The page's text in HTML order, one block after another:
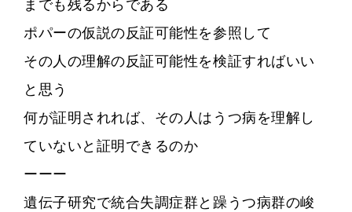
までも残るからである
ポパーの仮説の反証可能性を参照して
その人の理解の反証可能性を検証すればいい
と思う
何が証明されれば、その人はうつ病を理解し
ていないと証明できるのか
ーーー
遺伝子研究で統合失調症群と躁うつ病群の峻